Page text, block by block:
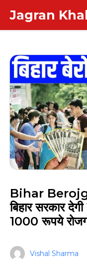
content
Jagran
Bihar
बिहार सरकार
1000 रूपये
Vishal Sharma